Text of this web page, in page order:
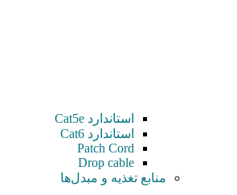
استاندارد Cat5e
استاندارد Cat6
Patch Cord
Drop cable
منابع تغذیه و مبدل‌ها